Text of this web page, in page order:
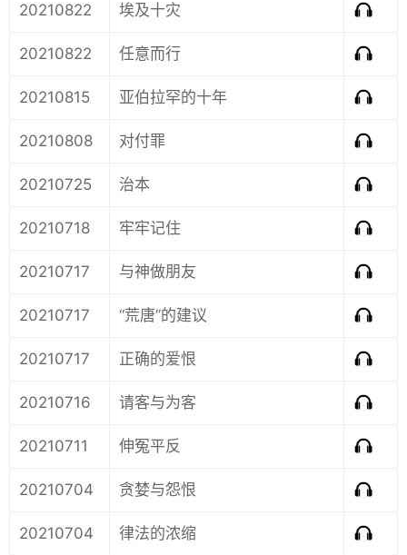
20210822 埃及十灾
20210822 任意而行
20210815 亚伯拉罕的十年
20210808 对付罪
20210725 治本
20210718 牢牢记住
20210717 与神做朋友
20210717 “荒唐”的建议
20210717 正确的爱恨
20210716 请客与为客
20210711 伸冤平反
20210704 贪婪与怨恨
20210704 律法的浓缩